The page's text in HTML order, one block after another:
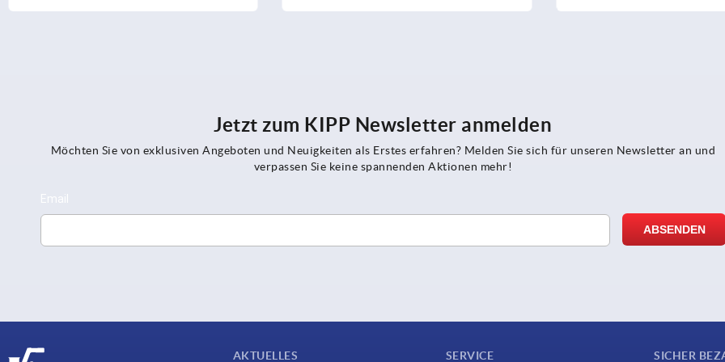
Jetzt zum KIPP Newsletter anmelden
Möchten Sie von exklusiven Angeboten und Neuigkeiten als Erstes erfahren? Melden Sie sich für unseren Newsletter an und
verpassen Sie keine spannenden Aktionen mehr!
AKTUELLES SERVICE SICHER